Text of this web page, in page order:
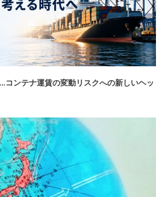
コンテナ運賃の変動リスクへの新しいヘッ